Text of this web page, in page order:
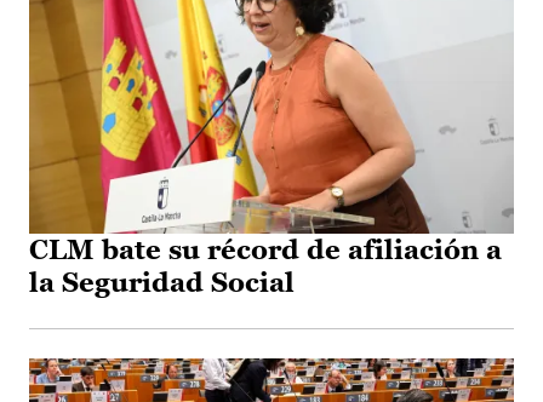
CLM bate su récord de afiliación a
la Seguridad Social